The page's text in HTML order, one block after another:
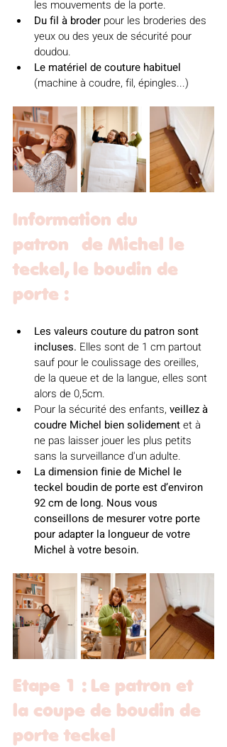
les mouvements de la porte.
Du fil à broder pour les broderies des
yeux ou des yeux de sécurité pour
doudou.
Le matériel de couture habituel
(machine à coudre, fil, épingles...)
Information du
patron de Michel le
teckel, le boudin de
porte :
Les valeurs couture du patron sont
incluses. Elles sont de 1 cm partout
sauf pour le coulissage des oreilles,
de la queue et de la langue, elles sont
alors de 0,5cm.
Pour la sécurité des enfants, veillez à
coudre Michel bien solidement et à
ne pas laisser jouer les plus petits
sans la surveillance d'un adulte.
La dimension finie de Michel le
teckel boudin de porte est d’environ
92 cm de long. Nous vous
conseillons de mesurer votre porte
pour adapter la longueur de votre
Michel à votre besoin.
Etape 1 : Le patron et
la coupe de boudin de
porte teckel